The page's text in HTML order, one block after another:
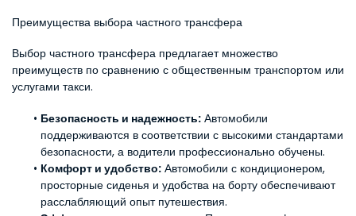
Преимущества выбора частного трансфера
Выбор частного трансфера предлагает множество
преимуществ по сравнению с общественным транспортом или
услугами такси.
Безопасность и надежность: Автомобили
поддерживаются в соответствии с высокими стандартами
безопасности, а водители профессионально обучены.
Комфорт и удобство: Автомобили с кондиционером,
просторные сиденья и удобства на борту обеспечивают
расслабляющий опыт путешествия.